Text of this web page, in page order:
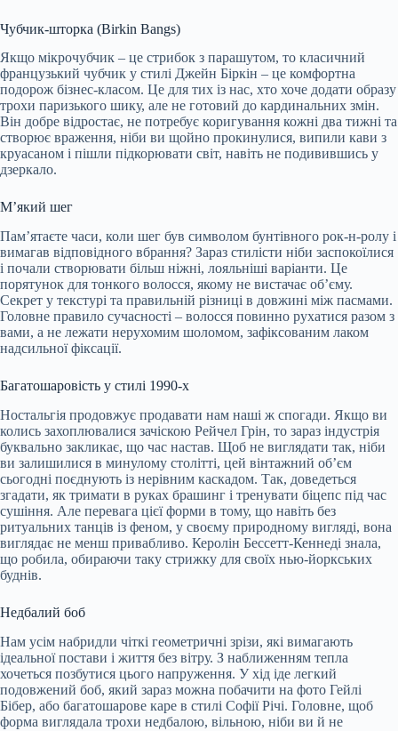
Чубчик-шторка (Birkin Bangs)
Якщо мікрочубчик – це стрибок з парашутом, то класичний
французький чубчик у стилі Джейн Біркін – це комфортна
подорож бізнес-класом. Це для тих із нас, хто хоче додати образу
трохи паризького шику, але не готовий до кардинальних змін.
Він добре відростає, не потребує коригування кожні два тижні та
створює враження, ніби ви щойно прокинулися, випили кави з
круасаном і пішли підкорювати світ, навіть не подивившись у
дзеркало.
М’який шег
Пам’ятаєте часи, коли шег був символом бунтівного рок-н-ролу і
вимагав відповідного вбрання? Зараз стилісти ніби заспокоїлися
і почали створювати більш ніжні, лояльніші варіанти. Це
порятунок для тонкого волосся, якому не вистачає об’єму.
Секрет у текстурі та правильній різниці в довжині між пасмами.
Головне правило сучасності – волосся повинно рухатися разом з
вами, а не лежати нерухомим шоломом, зафіксованим лаком
надсильної фіксації.
Багатошаровість у стилі 1990-х
Ностальгія продовжує продавати нам наші ж спогади. Якщо ви
колись захоплювалися зачіскою Рейчел Грін, то зараз індустрія
буквально закликає, що час настав. Щоб не виглядати так, ніби
ви залишилися в минулому столітті, цей вінтажний об’єм
сьогодні поєднують із нерівним каскадом. Так, доведеться
згадати, як тримати в руках брашинг і тренувати біцепс під час
сушіння. Але перевага цієї форми в тому, що навіть без
ритуальних танців із феном, у своєму природному вигляді, вона
виглядає не менш привабливо. Керолін Бессетт-Кеннеді знала,
що робила, обираючи таку стрижку для своїх нью-йоркських
буднів.
Недбалий боб
Нам усім набридли чіткі геометричні зрізи, які вимагають
ідеальної постави і життя без вітру. З наближенням тепла
хочеться позбутися цього напруження. У хід іде легкий
подовжений боб, який зараз можна побачити на фото Гейлі
Бібер, або багатошарове каре в стилі Софії Річі. Головне, щоб
форма виглядала трохи недбалою, вільною, ніби ви й не